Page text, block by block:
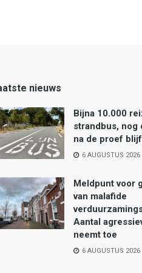
nieuws
Bijna 10.000
strandbus, nog
na de proef
6 AUGUSTUS 2026
Meldpunt voor
van malafide
Aantal
neemt toe
6 AUGUSTUS 2026